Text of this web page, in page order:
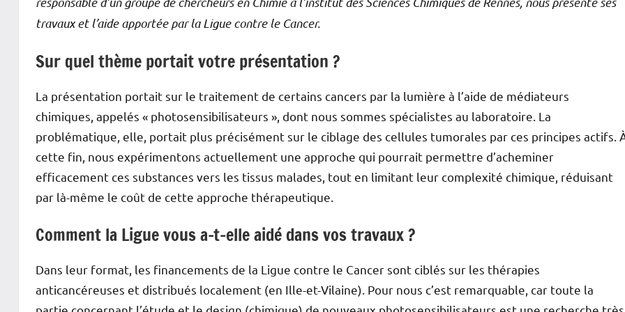
travaux et l’aide apportée par la Ligue contre le Cancer.
Sur quel thème portait votre présentation ?
La présentation portait sur le traitement de certains cancers par la lumière à l’aide de médiateurs
chimiques, appelés « photosensibilisateurs », dont nous sommes spécialistes au laboratoire. La
problématique, elle, portait plus précisément sur le ciblage des cellules tumorales par ces principes actifs.
cette fin, nous expérimentons actuellement une approche qui pourrait permettre d’acheminer
efficacement ces substances vers les tissus malades, tout en limitant leur complexité chimique, réduisant
par là-même le coût de cette approche thérapeutique.
Comment la Ligue vous a-t-elle aidé dans vos travaux ?
Dans leur format, les financements de la Ligue contre le Cancer sont ciblés sur les thérapies
anticancéreuses et distribués localement (en Ille-et-Vilaine). Pour nous c’est remarquable, car toute la